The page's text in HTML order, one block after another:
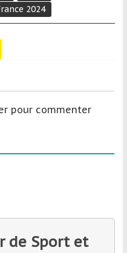
2024
pour commenter
de Sport et